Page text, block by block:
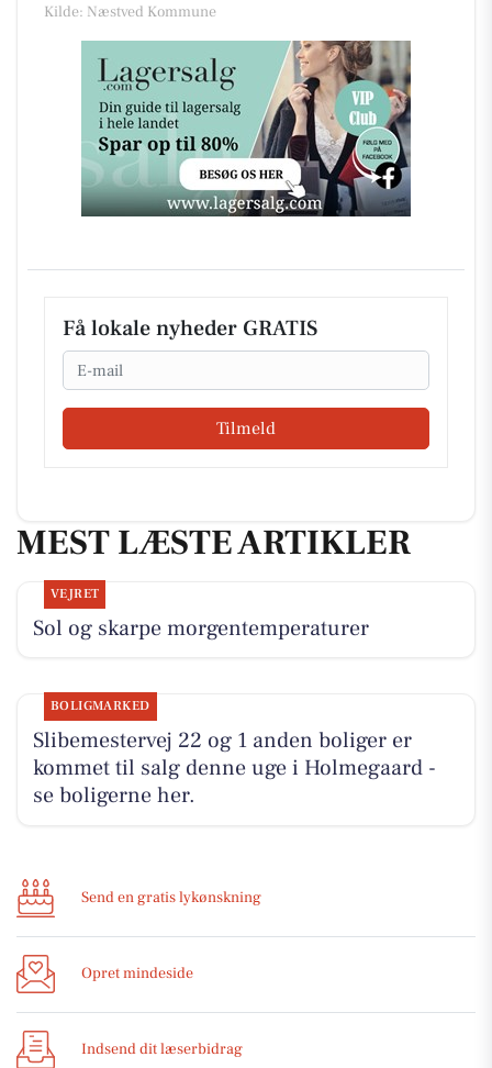
Kilde: Næstved Kommune
Få lokale nyheder GRATIS
Email
Tilmeld
MEST LÆSTE ARTIKLER
VEJRET
Sol og skarpe morgentemperaturer
BOLIGMARKED
Slibemestervej 22 og 1 anden boliger er
kommet til salg denne uge i Holmegaard -
se boligerne her.
Send en gratis lykønskning
Opret mindeside
Indsend dit læserbidrag